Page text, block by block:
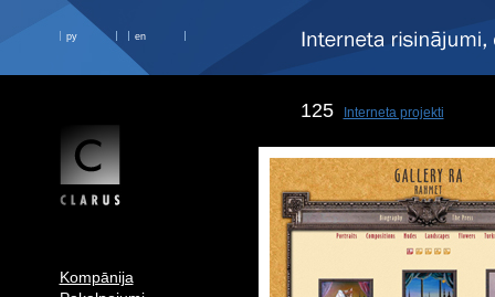
ру en
Kompānija
125 Interneta projekti